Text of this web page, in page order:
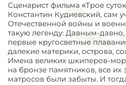
Сценарист фильма «Трое
Константин Кудиевский, сам
Отечественной войны и
такую легенду: Давным-
первые кругосветные
далекие материки, острова,
Имена великих шкиперов-
на бронзе памятников, все их
матросов были забыты. И